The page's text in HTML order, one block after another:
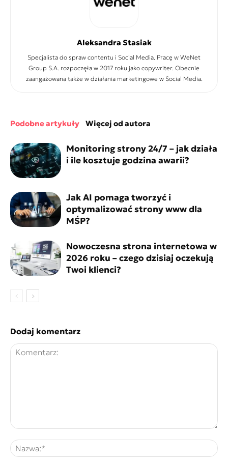
Aleksandra Stasiak
Specjalista do spraw contentu i Social Media. Pracę w WeNet
Group S.A. rozpoczęła w 2017 roku jako copywriter. Obecnie
zaangażowana także w działania marketingowe w Social Media.
podobne artykuły więcej od autora
Monitoring strony 24/7 – jak działa
i ile kosztuje godzina awarii?
Jak AI pomaga tworzyć i
optymalizować strony www dla
MŚP?
Nowoczesna strona internetowa w
2026 roku – czego dzisiaj oczekują
Twoi klienci?
Dodaj komentarz